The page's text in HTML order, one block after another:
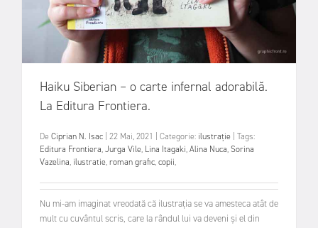
Haiku Siberian – o carte infernal adorabilă.
La Editura Frontiera.
De Ciprian N. Isac | 22 Mai, 2021 | Categorie: ilustrație | Tags:
Editura Frontiera,Jurga Vile, Lina Itagaki,Alina Nuca,Sorina
Vazelina, ilustratie,roman grafic,copii,
Nu mi-am imaginat vreodată că ilustrația se va amesteca atât de
mult cu cuvântul scris, care la rândul lui va deveni și el din